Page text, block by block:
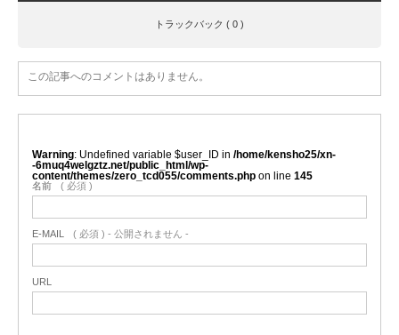
トラックバック ( 0 )
この記事へのコメントはありません。
Warning : Undefined variable $user_ID in /home/kensho25/xn-
-6muq4welgztz.net/public_html/wp-
content/themes/zero_tcd055/comments.php on line 145
名前 ( 必須 )
E-MAIL ( 必須 ) - 公開されません -
URL